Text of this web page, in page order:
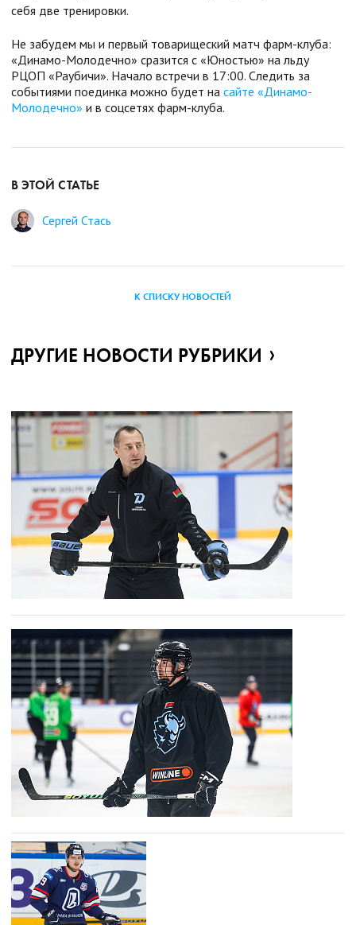
себя две тренировки.
Не забудем мы и первый товарищеский матч фарм-клуба:
«Динамо-Молодечно» сразится с «Юностью» на льду
РЦОП «Раубичи». Начало встречи в 17:00. Следить за
событиями поединка можно будет на сайте «Динамо-
Молодечно» и в соцсетях фарм-клуба.
В ЭТОЙ СТАТЬЕ
Сергей Стась
К СПИСКУ НОВОСТЕЙ
ДРУГИЕ НОВОСТИ РУБРИКИ